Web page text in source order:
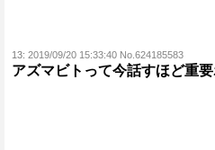
13: 2019/09/20 15:33:40 No.624185583
アズマビトって今話すほど重